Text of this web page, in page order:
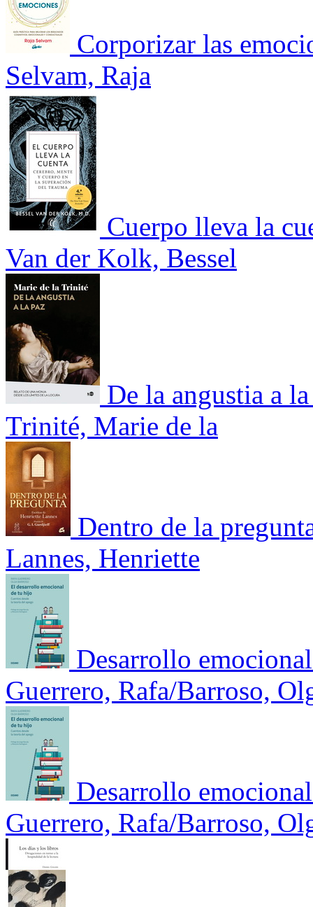
Corporizar las
Selvam, Raja
Cuerpo lleva la
Van der Kolk, Bessel
De la angustia a
Trinité, Marie de la
Dentro de la
Lannes, Henriette
Desarrollo
Guerrero, Rafa/Barroso,
Desarrollo
Guerrero, Rafa/Barroso,